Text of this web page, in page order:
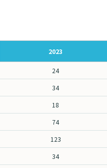
2023
24
34
18
74
123
34